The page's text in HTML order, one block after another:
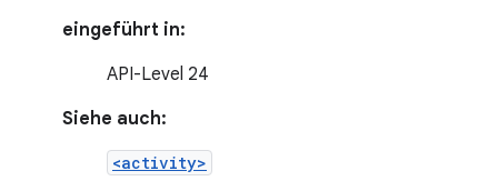
eingeführt in:
API-Level 24
Siehe auch:
<activity>